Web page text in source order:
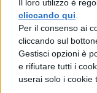
Il loro utilizzo è
cliccando qui
Per il consenso ai
cliccando sul
Gestisci opzioni è
e rifiutare tutti i
userai solo i cookie
Gli stagisti
di rimborso
al giorno e
dello stage